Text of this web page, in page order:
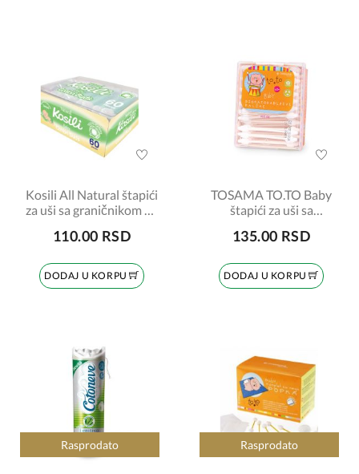
Kosili All Natural štapići
za uši sa graničnikom 60
110.00 RSD
DODAJ U KORPU
TOSAMA TO.TO Baby
štapići za uši sa
135.00 RSD
DODAJ U KORPU
Rasprodato Rasprodato